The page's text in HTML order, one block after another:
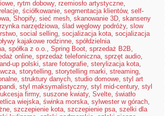
, rytm dobowy, rzemiosło artystyczne,
, ściółkowanie, segmentacja klientów, self-
, Shopify, sieć mesh, skanowanie 3D, skanseny
narzędziowa, ślad węglowy podróży, slow
, social selling, socjalizacja kota, socjalizacja
kajakowe rodzinne, spółdzielnia
, spółka z o.o., Spring Boot, sprzedaż B2B,
online, sprzedaż telefoniczna, sprzęt audio,
up polski, stare fotografie, sterylizacja kota,
, storytelling, storytelling marki, streaming,
, struktury danych, studio domowe, styl art
, styl maksymalistyczny, styl mid-century, styl
firmy, suszone kwiaty, Svelte, światło
wiejska, świnka morska, sylwester w górach,
, szczepienie kota, szczepienie psa, szelki dla